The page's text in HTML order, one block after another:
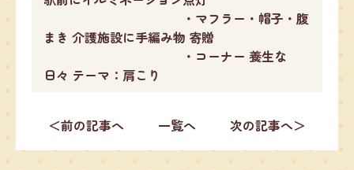
・マフラー・帽子・腹
まき 介護施設に手編み物 寄贈
・コーナー 養生な
日々 テーマ：肩こり
＜前の記事へ 一覧へ 次の記事へ＞